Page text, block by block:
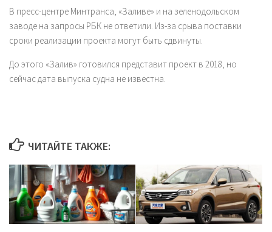
В пресс-центре Минтранса, «Заливе» и на зеленодольском
заводе на запросы РБК не ответили. Из-за срыва поставки
сроки реализации проекта могут быть сдвинуты.
До этого «Залив» готовился представит проект в 2018, но
сейчас дата выпуска судна не известна.
ЧИТАЙТЕ ТАКЖЕ: